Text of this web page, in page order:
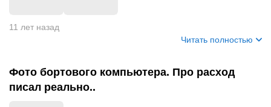
11 лет назад
Читать полностью
Фото бортового компьютера. Про расход
писал реально..